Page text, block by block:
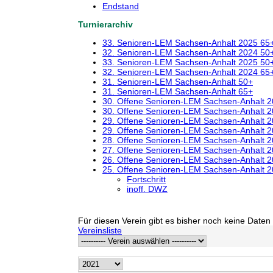
Endstand
Turnierarchiv
33. Senioren-LEM Sachsen-Anhalt 2025
32. Senioren-LEM Sachsen-Anhalt 2024
33. Senioren-LEM Sachsen-Anhalt 2025
32. Senioren-LEM Sachsen-Anhalt 2024
31. Senioren-LEM Sachsen-Anhalt 50+
31. Senioren-LEM Sachsen-Anhalt 65+
30. Offene Senioren-LEM Sachsen-Anhalt
30. Offene Senioren-LEM Sachsen-Anhalt
29. Offene Senioren-LEM Sachsen-Anhalt
29. Offene Senioren-LEM Sachsen-Anhalt
28. Offene Senioren-LEM Sachsen-Anhalt
27. Offene Senioren-LEM Sachsen-Anhalt
26. Offene Senioren-LEM Sachsen-Anhalt
25. Offene Senioren-LEM Sachsen-Anhalt
Fortschritt
inoff. DWZ
Für diesen Verein gibt es bisher noch keine Daten
Vereinsliste